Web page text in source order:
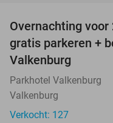
Overnachting
gratis parkeren +
Valkenburg
Parkhotel Valkenburg
Valkenburg
Verkocht: 127